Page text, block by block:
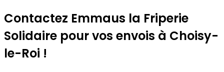
Contactez Emmaus la Friperie
Solidaire pour vos envois à Choisy-
le-Roi !